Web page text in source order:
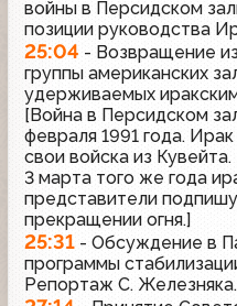
войны в Персидском
позиции руководства
25:04 - Возвращение
группы американских
удерживаемых
[Война в Персидском
февраля 1991 года.
свои войска из Кувейта.
3 марта того же года
представители
прекращении огня.]
25:31 - Обсуждение в
программы
Репортаж С. Железняка.